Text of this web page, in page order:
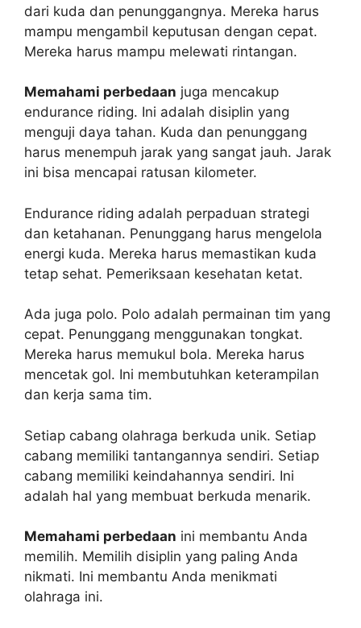
dari kuda dan penunggangnya. Mereka harus
mampu mengambil keputusan dengan cepat.
Mereka harus mampu melewati rintangan.
Memahami perbedaan juga mencakup
endurance riding. Ini adalah disiplin yang
menguji daya tahan. Kuda dan penunggang
harus menempuh jarak yang sangat jauh. Jarak
ini bisa mencapai ratusan kilometer.
Endurance riding adalah perpaduan strategi
dan ketahanan. Penunggang harus mengelola
energi kuda. Mereka harus memastikan kuda
tetap sehat. Pemeriksaan kesehatan ketat.
Ada juga polo. Polo adalah permainan tim yang
cepat. Penunggang menggunakan tongkat.
Mereka harus memukul bola. Mereka harus
mencetak gol. Ini membutuhkan keterampilan
dan kerja sama tim.
Setiap cabang olahraga berkuda unik. Setiap
cabang memiliki tantangannya sendiri. Setiap
cabang memiliki keindahannya sendiri. Ini
adalah hal yang membuat berkuda menarik.
Memahami perbedaan ini membantu Anda
memilih. Memilih disiplin yang paling Anda
nikmati. Ini membantu Anda menikmati
olahraga ini.